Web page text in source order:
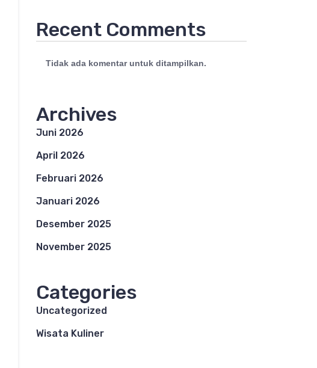
Recent Comments
Tidak ada komentar untuk ditampilkan.
Archives
Juni 2026
April 2026
Februari 2026
Januari 2026
Desember 2025
November 2025
Categories
Uncategorized
Wisata Kuliner